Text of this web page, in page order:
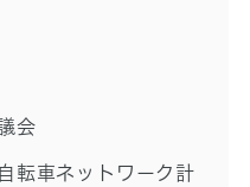
会
転車ネットワーク計